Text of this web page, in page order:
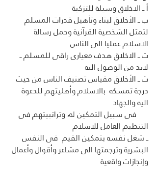
أ ــ الاخلاق وسيلة للتزكية
ب ــ الأخلاق لبناء وتأهيل قدرات المسلم
لتمثل الشخصية القرآنية وحمل رسالة
الاسلام عمليا الى الناس
ت ــ الاخلاق هدف معيارى راقى للمسلم ــ
لابد من الوصول اليه
ث ــ الأخلاق مقياس تصنيف الناس من حيث
درجة تمسكه  بالاسلام وأهليتهم للدعوة
اليه والجهاد
      فى سبيل التمكين له، وتراتبيتهم فى
التنظيم العامل للاسلام
ــ شغل نفسه بتمكين القيم  فى النفس
البشرية وترجمتها الى مشاعر وأقوال وأعمال
وإنجازات واقعية